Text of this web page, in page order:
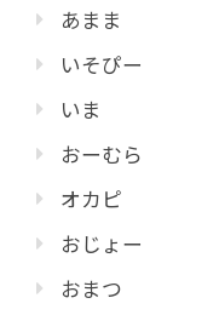
あまま
いそぴー
いま
おーむら
オカピ
おじょー
おまつ